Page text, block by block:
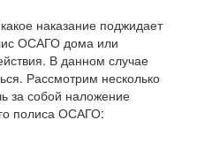
наказание поджидает
ОСАГО дома или
В данном случае
Рассмотрим несколько
за собой наложение
полиса ОСАГО: